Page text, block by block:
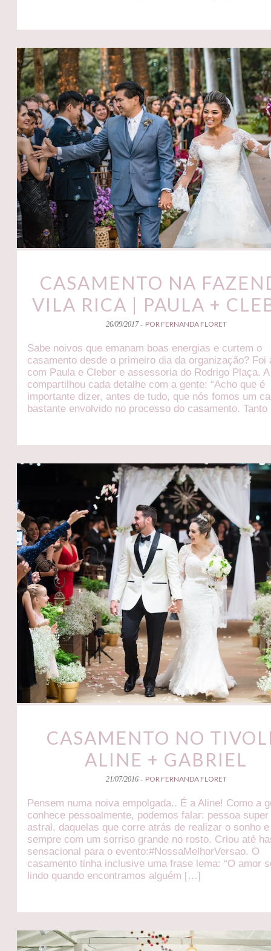
CASAMENTO NA
VILA RICA | PAULA +
26/09/2017 - POR FERNANDA FLORET
Sabe noivos que emanam boas energias e curtem o
casamento desde o primeiro dia da organização? Foi
com Paula e Cleber e assessoria do Rodrigo Plaça.
compartilhou cada detalhe com a gente: “Acho que é
importante dizer, antes de tudo, que nós fomos um
bastante envolvido no processo do casamento.
CASAMENTO NO
ALINE + GABRIEL
21/07/2016 - POR FERNANDA FLORET
Pensem numa noiva empolgada.. É a Aline! Como a
conhece pessoalmente, podemos falar: pessoa
astral, daquelas que corre atrás de realizar o sonho e
sempre com um sorriso grande no rosto. Criou até
sensacional para o evento:#NossaMelhorVersao. O
casamento tinha inclusive uma frase lema: “O amor
lindo quando encontramos alguém […]